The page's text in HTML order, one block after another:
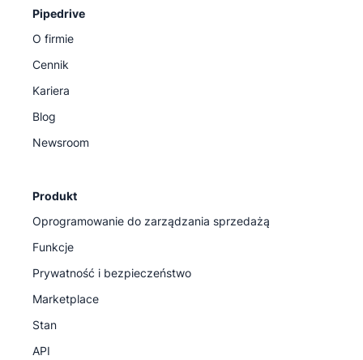
Pipedrive
O firmie
Cennik
Kariera
Blog
Newsroom
Produkt
Oprogramowanie do zarządzania sprzedażą
Funkcje
Prywatność i bezpieczeństwo
Marketplace
Stan
API